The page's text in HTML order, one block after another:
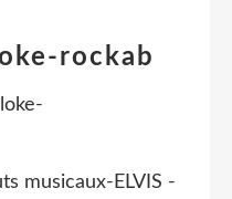
rockab
musicaux-ELVIS -